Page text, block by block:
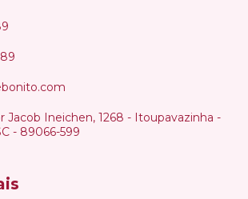
Jacob Ineichen, 1268 - Itoupavazinha -
- 89066-599